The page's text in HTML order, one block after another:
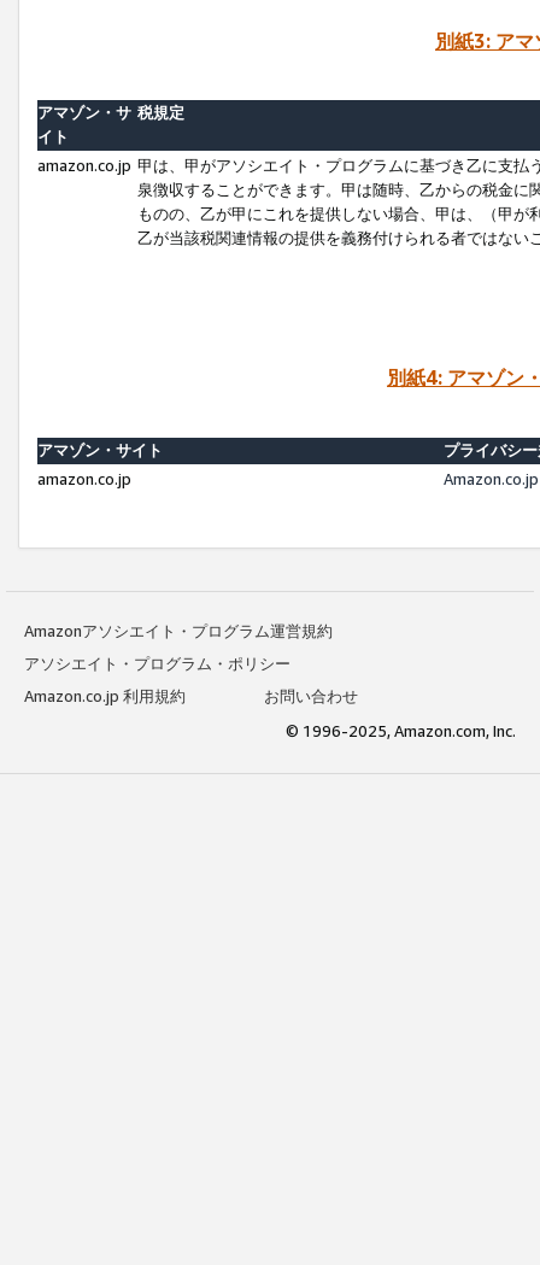
別紙3: ア
アマゾン・サ
イト
税規定
amazon.co.jp 甲は、甲がアソシエイト・プログラムに基づき乙に支
泉徴収することができます。甲は随時、乙からの税金
ものの、乙が甲にこれを提供しない場合、甲は、（甲
乙が当該税関連情報の提供を義務付けられる者ではな
別紙4: アマゾン
アマゾン・サイト
プライバシ
amazon.co.jp
Amazonアソシエイト・プログラム運営規約
アソシエイト・プログラム・ポリシー
Amazon.co.jp 利用規約
お問い合わせ
© 1996-2025, Amazon.com, Inc.